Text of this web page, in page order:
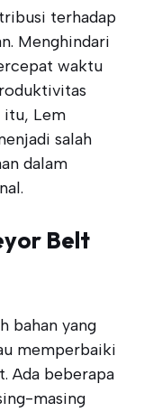
terhadap
Menghindari
waktu
itu, Lem
salah
dalam
Belt
bahan yang
memperbaiki
Ada beberapa
masing